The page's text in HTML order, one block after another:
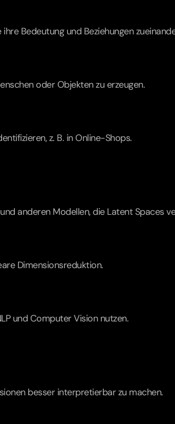
Bedeutung und Beziehungen
oder Objekten zu erzeugen.
z. B. in Online-Shops.
anderen Modellen, die Latent Spaces
Dimensionsreduktion.
und Computer Vision nutzen.
besser interpretierbar zu machen.